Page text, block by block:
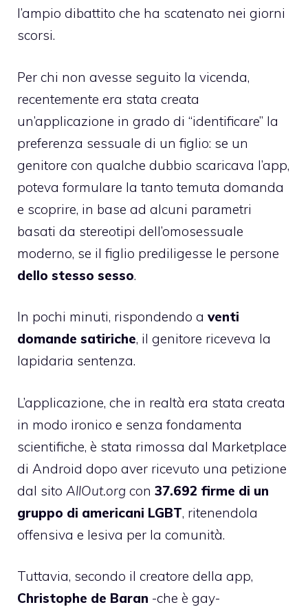
l’ampio dibattito che ha scatenato nei giorni
scorsi.
Per chi non avesse seguito la vicenda,
recentemente era stata creata
un’applicazione in grado di “identificare” la
preferenza sessuale di un figlio: se un
genitore con qualche dubbio scaricava l’app,
poteva formulare la tanto temuta domanda
e scoprire, in base ad alcuni parametri
basati da stereotipi dell’omosessuale
moderno, se il figlio prediligesse le persone
dello stesso sesso.
In pochi minuti, rispondendo a venti
domande satiriche, il genitore riceveva la
lapidaria sentenza.
L’applicazione, che in realtà era stata creata
in modo ironico e senza fondamenta
scientifiche, è stata rimossa dal Marketplace
di Android dopo aver ricevuto una petizione
dal sito AllOut.org con 37.692 firme di un
gruppo di americani LGBT, ritenendola
offensiva e lesiva per la comunità.
Tuttavia, secondo il creatore della app,
Christophe de Baran -che è gay-